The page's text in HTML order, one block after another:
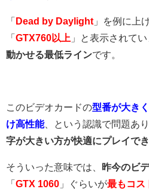
「Dead by Daylight 」を例に上
「GTX760以上 」と表示されて
動かせる最低ラインです。
このビデオカードの型番が大き
け高性能、という認識で問題あ
字が大きい方が快適にプレイで
そういった意味では、 昨今のビ
「GTX 1060 」ぐらいが最もコス